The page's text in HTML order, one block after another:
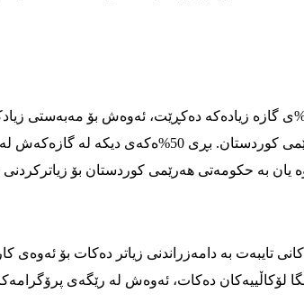
هەرێمی کوردستان بڕی 50%ی گازە زیادەکە دەکڕێت، ئەوەش بۆ
تایبەت بە بەرهەمهێنانی کارەبا لە هەرێمی
یان بە حکومەتی هەرێمی کوردستان بۆ زیاترکردنی
تایبەت بە دامەزراندنی زیاتر دەکات بۆ ئەوەی
لۆکاڵییەکان دەکات، ئەوەش لە رێگەی